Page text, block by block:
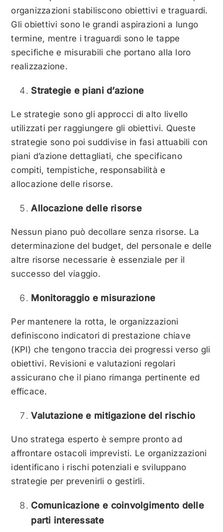
organizzazioni stabiliscono obiettivi e traguardi.
Gli obiettivi sono le grandi aspirazioni a lungo
termine, mentre i traguardi sono le tappe
specifiche e misurabili che portano alla loro
realizzazione.
Strategie e piani d’azione
Le strategie sono gli approcci di alto livello
utilizzati per raggiungere gli obiettivi. Queste
strategie sono poi suddivise in fasi attuabili con
piani d’azione dettagliati, che specificano
compiti, tempistiche, responsabilità e
allocazione delle risorse.
Allocazione delle risorse
Nessun piano può decollare senza risorse. La
determinazione del budget, del personale e delle
altre risorse necessarie è essenziale per il
successo del viaggio.
Monitoraggio e misurazione
Per mantenere la rotta, le organizzazioni
definiscono indicatori di prestazione chiave
(KPI) che tengono traccia dei progressi verso gli
obiettivi. Revisioni e valutazioni regolari
assicurano che il piano rimanga pertinente ed
efficace.
Valutazione e mitigazione del rischio
Uno stratega esperto è sempre pronto ad
affrontare ostacoli imprevisti. Le organizzazioni
identificano i rischi potenziali e sviluppano
strategie per prevenirli o gestirli.
Comunicazione e coinvolgimento delle
parti interessate